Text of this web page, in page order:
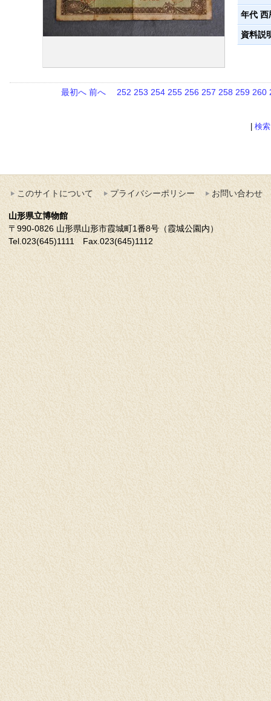
年代 西
資料説
最初へ 前へ 252 253 254 255 256 257 258 259 260
|検
このサイトについて プライバシーポリシー お問い合わせ
山形県立博物館
〒990-0826 山形県山形市霞城町1番8号（霞城公園内）
Tel.023(645)1111 Fax.023(645)1112